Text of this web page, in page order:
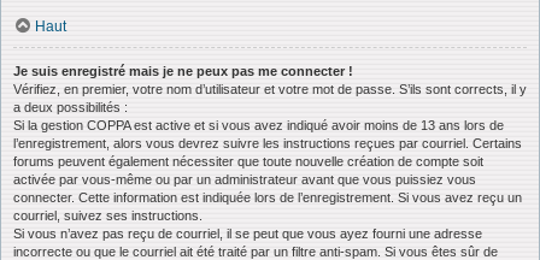
Haut
Je suis enregistré mais je ne peux pas me connecter !
Vérifiez, en premier, votre nom d’utilisateur et votre mot de passe. S’ils sont corrects, il y
a deux possibilités :
Si la gestion COPPA est active et si vous avez indiqué avoir moins de 13 ans lors de
l’enregistrement, alors vous devrez suivre les instructions reçues par courriel. Certains
forums peuvent également nécessiter que toute nouvelle création de compte soit
activée par vous-même ou par un administrateur avant que vous puissiez vous
connecter. Cette information est indiquée lors de l’enregistrement. Si vous avez reçu un
courriel, suivez ses instructions.
Si vous n’avez pas reçu de courriel, il se peut que vous ayez fourni une adresse
incorrecte ou que le courriel ait été traité par un filtre anti-spam. Si vous êtes sûr de